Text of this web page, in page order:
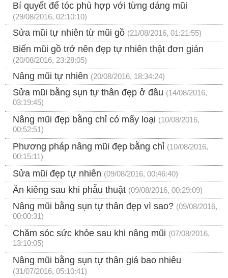
Bí quyết để tóc phù hợp với từng dáng mũi
(29/08/2016, 02:10:10)
Sửa mũi tự nhiên từ mũi gồ (21/08/2016, 01:21:55)
Biến mũi gồ trở nên đẹp tự nhiên thật đơn giản
(20/08/2016, 23:28:05)
Nâng mũi tự nhiên (20/08/2016, 18:34:24)
Sửa mũi bằng sụn tự thân đẹp ở đâu (14/08/2016,
03:19:45)
Nâng mũi đẹp bằng chỉ có mấy loại (10/08/2016,
00:52:51)
Phương pháp nâng mũi đẹp bằng chỉ (10/08/2016,
00:15:11)
Sửa mũi đẹp tự nhiên (09/08/2016, 00:46:40)
Ăn kiêng sau khi phẫu thuật (09/08/2016, 00:29:09)
Nâng mũi bằng sụn tự thân đẹp vì sao? (09/08/2016,
00:00:31)
Chăm sóc sức khỏe sau khi nâng mũi (07/08/2016,
13:10:05)
Nâng mũi bằng sụn tự thân giá bao nhiêu
(31/07/2016, 05:10:41)